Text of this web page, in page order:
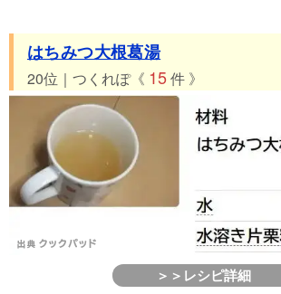
はちみつ大根葛湯
20位｜つくれぽ《 15件 》
＞＞レシピ詳細